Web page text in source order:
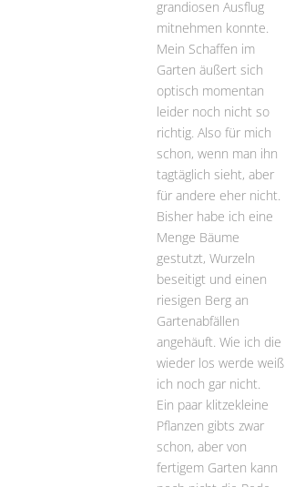
grandiosen Ausflug
mitnehmen konnte.
Mein Schaffen im
Garten äußert sich
optisch momentan
leider noch nicht so
richtig. Also für mich
schon, wenn man ihn
tagtäglich sieht, aber
für andere eher nicht.
Bisher habe ich eine
Menge Bäume
gestutzt, Wurzeln
beseitigt und einen
riesigen Berg an
Gartenabfällen
angehäuft. Wie ich die
wieder los werde weiß
ich noch gar nicht.
Ein paar klitzekleine
Pflanzen gibts zwar
schon, aber von
fertigem Garten kann